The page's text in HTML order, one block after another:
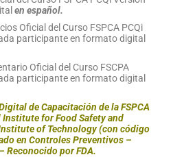
en español.
Oficial del Curso FSPCA PCQi
participante en formato digital
Oficial del Curso FSCPA
participante en formato digital
de Capacitación de la FSPCA
Institute for Food Safety and
of Technology (con código
en Controles Preventivos –
Reconocido por FDA.